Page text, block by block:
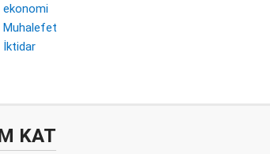
ekonomi
Muhalefet
İktidar
KAT